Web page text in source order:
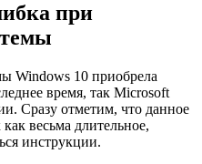
при
Windows 10 приобрела
время, так Microsoft
Сразу отметим, что данное
весьма длительное,
инструкции.